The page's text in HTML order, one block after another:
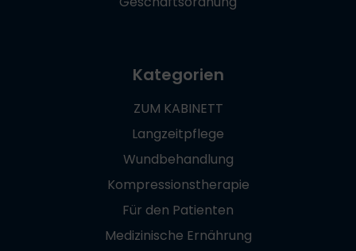
Kategorien
ZUM KABINETT
Langzeitpflege
Wundbehandlung
Kompressionstherapie
Für den Patienten
Medizinische Ernährung